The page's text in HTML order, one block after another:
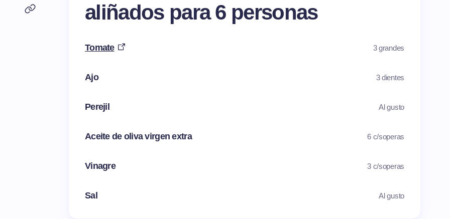
aliñados para 6 personas
Tomate 3 grandes
Ajo 3 dientes
Perejil Al gusto
Aceite de oliva virgen extra 6 c/soperas
Vinagre 3 c/soperas
Sal Al gusto